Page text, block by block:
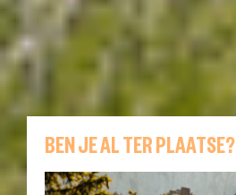
BEN JE AL TER PLAATSE?